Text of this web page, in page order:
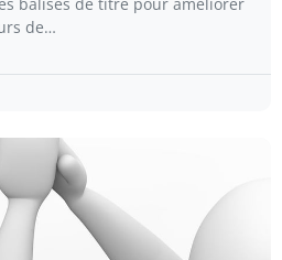
de…